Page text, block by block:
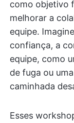
como objetivo
melhorar a
equipe.
confiança, a
equipe, como
de fuga ou
caminhada
Esses